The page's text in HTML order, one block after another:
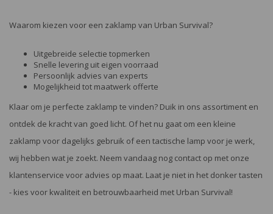
Waarom kiezen voor een zaklamp van Urban Survival?
Uitgebreide selectie topmerken
Snelle levering uit eigen voorraad
Persoonlijk advies van experts
Mogelijkheid tot maatwerk offerte
Klaar om je perfecte zaklamp te vinden? Duik in ons assortiment en
ontdek de kracht van goed licht. Of het nu gaat om een kleine
zaklamp voor dagelijks gebruik of een tactische lamp voor je werk,
wij hebben wat je zoekt. Neem vandaag nog contact op met onze
klantenservice voor advies op maat. Laat je niet in het donker tasten
- kies voor kwaliteit en betrouwbaarheid met Urban Survival!